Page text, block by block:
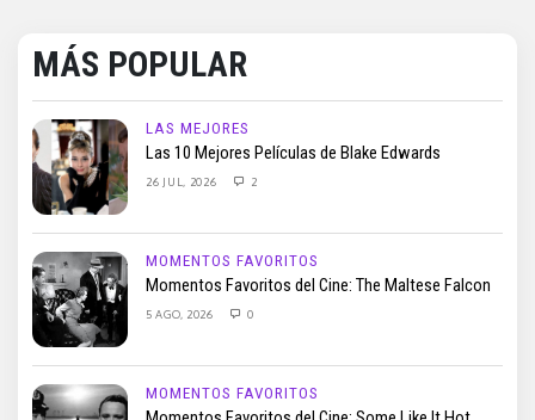
MÁS POPULAR
LAS MEJORES
Las 10 Mejores Películas de Blake Edwards
26 JUL, 2026 2
MOMENTOS FAVORITOS
Momentos Favoritos del Cine: The Maltese Falcon
5 AGO, 2026 0
MOMENTOS FAVORITOS